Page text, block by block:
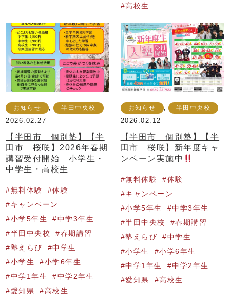
高校生
お知らせ , 半田中央校
2026.02.27
【半田市 個別塾】【半
田市 桜咲】2026年春期
講習受付開始 小学生・
中学生・高校生
無料体験
体験
キャンペーン
小学5年生
中学3年生
半田中央校
春期講習
塾えらび
中学生
小学生
小学6年生
中学1年生
中学2年生
愛知県
高校生
お知らせ , 半田中央校
2026.02.12
【半田市 個別塾】【半
田市 桜咲】新年度キャ
ンペーン実施中
無料体験
体験
キャンペーン
小学5年生
中学3年生
半田中央校
春期講習
塾えらび
中学生
小学生
小学6年生
中学1年生
中学2年生
愛知県
高校生